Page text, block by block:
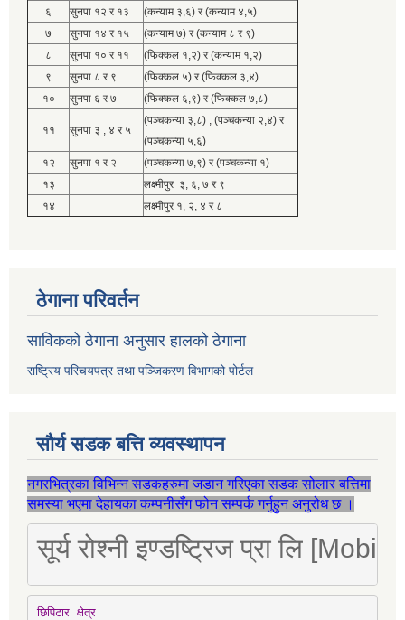
६ सुनपा १२ र १३
(कन्याम ३,६) र (कन्याम ४,५)
७
सुनपा १४ र १५
(कन्याम ७) र (कन्याम ८ र ९)
८
सुनपा १० र ११
(फिक्कल १,२) र (कन्याम १,२)
९
सुनपा ८ र ९
(फिक्कल ५) र (फिक्कल ३,४)
१०
सुनपा ६ र ७ (फिक्कल ६,९) र (फिक्कल ७,८)
११ सुनपा ३ , ४ र ५
(पञ्चकन्या ३,८) , (पञ्चकन्या २,४) र
(पञ्चकन्या ५,६)
१२
सुनपा १ र २
(पञ्चकन्या ७,९) र (पञ्चकन्या १)
१३
लक्ष्मीपुर ३, ६, ७ र ९
१४
लक्ष्मीपुर १, २, ४ र ८
ठेगाना परिवर्तन
साविकको ठेगाना अनुसार हालको ठेगाना
राष्ट्रिय परिचयपत्र तथा पञ्जिकरण विभागको पोर्टल
सौर्य सडक बत्ति व्यवस्थापन
नगरभित्रका विभिन्न सडकहरुमा जडान गरिएका सडक सोलार बत्तिमा
समस्या भएमा देहायका कम्पनीसँग फोन सम्पर्क गर्नुहुन अनुरोध छ ।
सूर्य रोश्नी इण्डष्ट्रिज प्रा लि
छिपिटार क्षेत्र